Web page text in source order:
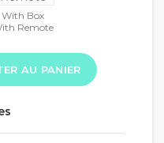
With Box
Remote
AU PANIER